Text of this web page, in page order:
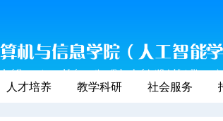
人才培养 教学科研 社会服务